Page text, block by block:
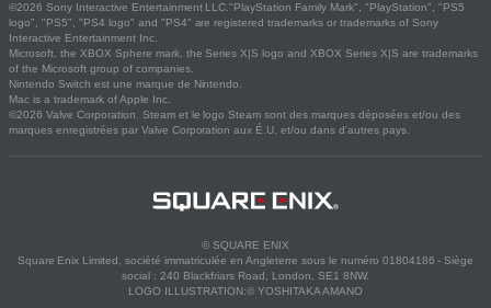
©2026 Sony Interactive Entertainment LLC."PlayStation Family Mark", "PlayStation", "PS5
logo", "PS5", "PS4 logo" and "PS4" are registered trademarks or trademarks of Sony
Interactive Entertainment Inc.
Microsoft, the XBOX Sphere mark, the Series X|S logo and XBOX Series X|S are trademarks
of the Microsoft group of companies.
Nintendo Switch est une marque de Nintendo.
Mac is a trademark of Apple Inc.
©2026 Valve Corporation. Steam et le logo Steam sont des marques déposées et/ou des
marques enregistrées par Valve Corporation aux É.U. et/ou dans d'autres pays.
© SQUARE ENIX
Square Enix Limited, société immatriculée en Angleterre sous le numéro 01804186 - Siège
social : 240 Blackfriars Road, London, SE1 8NW.
LOGO ILLUSTRATION:© YOSHITAKA AMANO